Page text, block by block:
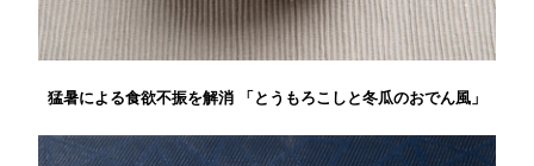
猛暑による食欲不振を解消 「とうもろこしと冬瓜のおでん風」